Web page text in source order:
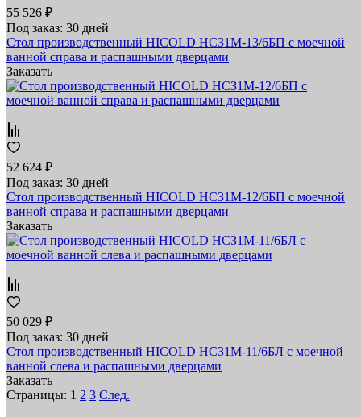
55 526 ₽
Под заказ: 30 дней
Стол производственный HICOLD НСЗ1М-13/6БП с моечной
ванной справа и распашными дверцами
Заказать
52 624 ₽
Под заказ: 30 дней
Стол производственный HICOLD НСЗ1М-12/6БП с моечной
ванной справа и распашными дверцами
Заказать
50 029 ₽
Под заказ: 30 дней
Стол производственный HICOLD НСЗ1М-11/6БЛ с моечной
ванной слева и распашными дверцами
Заказать
Страницы: 1 2 3 След.